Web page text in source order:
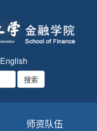
English
师资队伍